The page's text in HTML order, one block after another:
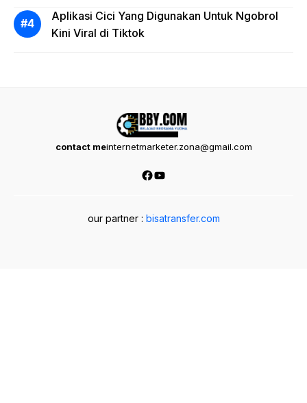
Aplikasi Cici Yang Digunakan Untuk Ngobrol
Kini Viral di Tiktok
contact meinternetmarketer.zona@gmail.com
Facebook
YouTube
our partner : bisatransfer.com